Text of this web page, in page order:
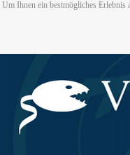
Um Ihnen ein bestmögliches